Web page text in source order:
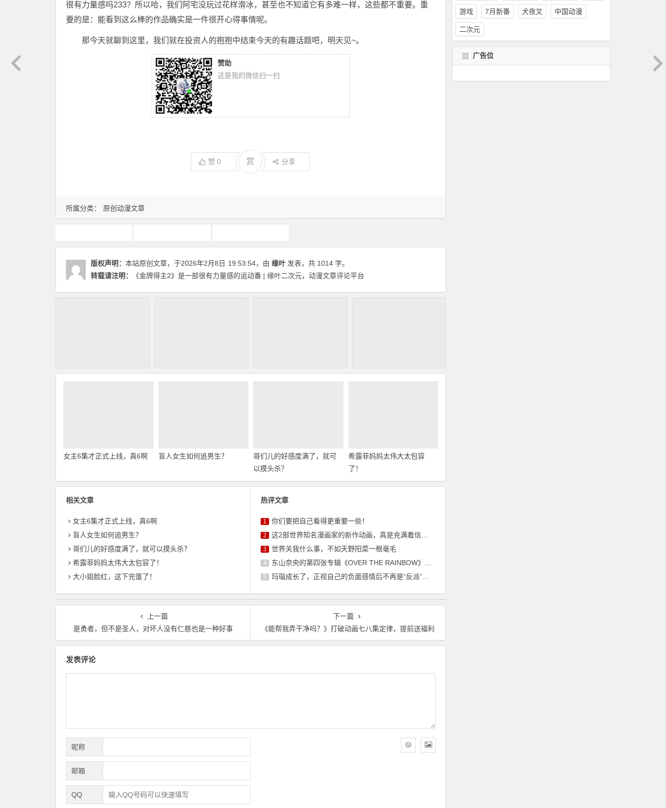
所属分类： 原创动漫文章
很有力量感吗233？所以哈，我们阿宅没玩过花样滑冰，甚至也不知道它有多难一样，这些都不重要。重
要的是：能看到这么棒的作品确实是一件很开心得事情呢。
那今天就聊到这里，我们就在投资人的抱抱中结束今天的有趣话题吧，明天见~。
赞助
这是我的微信扫一扫
赞 0 赏 分享
版权声明： 本站原创文章，于2026年2月8日 19:53:54，由 缘叶 发表，共 1014 字。
转载请注明：
《金牌得主2》是一部很有力量感的运动番 | 缘叶二次元，动漫文章评论平台
女主6集才正式上线，真6啊 盲人女生如何追男生？
哥们儿的好感度满了，就可
以摸头杀？
希露菲妈妈太伟大太包容
了！
相关文章
女主6集才正式上线，真6啊
盲人女生如何追男生？
哥们儿的好感度满了，就可以摸头杀？
希露菲妈妈太伟大太包容了！
大小姐脸红，这下完蛋了！
热评文章
1 你们要把自己看得更重要一些！
2 这2部世界知名漫画家的新作动画，真是充满着信任感呢
3 世界关我什么事，不如天野阳菜一根毫毛
4 东山奈央的第四张专辑《OVER THE RAINBOW》将于10月7日发售
5 玛瑙成长了，正视自己的负面感情后不再是“反派”角色了
上一篇
是勇者，但不是圣人，对坏人没有仁慈也是一种好事
下一篇
《能帮我弄干净吗？》打破动画七八集定律，提前送福利
发表评论
昵称
邮箱
QQ
游戏 7月新番 犬夜叉 中国动漫
二次元
广告位